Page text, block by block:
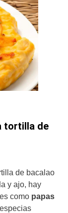
tortilla de
de bacalao
y ajo, hay
como papas